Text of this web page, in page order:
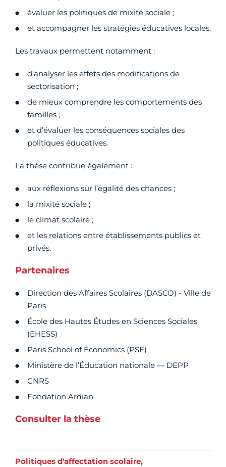
évaluer les politiques de mixité sociale ;
et accompagner les stratégies éducatives locales.
Les travaux permettent notamment :
d’analyser les effets des modifications de
sectorisation ;
de mieux comprendre les comportements des
familles ;
et d’évaluer les conséquences sociales des
politiques éducatives.
La thèse contribue également :
aux réflexions sur l’égalité des chances ;
la mixité sociale ;
le climat scolaire ;
et les relations entre établissements publics et
privés.
Partenaires
Direction des Affaires Scolaires (DASCO) - Ville de
Paris
École des Hautes Études en Sciences Sociales
(EHESS)
Paris School of Economics (PSE)
Ministère de l’Éducation nationale — DEPP
CNRS
Fondation Ardian
Consulter la thèse
Politiques d'affectation scolaire,